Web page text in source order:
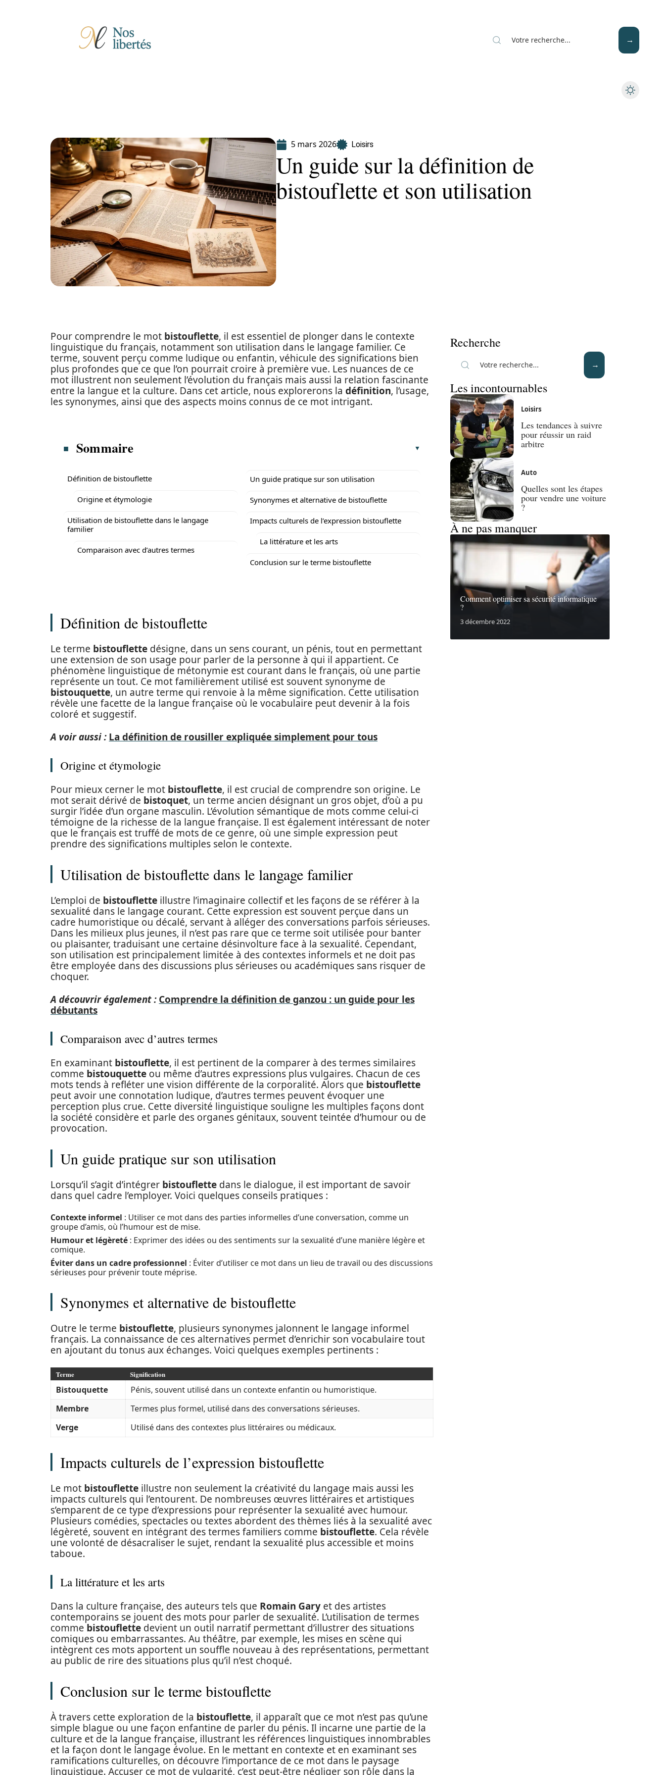
5 mars 2026 Loisirs
Un guide sur la définition de
bistouflette et son utilisation
Pour comprendre le mot bistouflette, il est essentiel de plonger dans le contexte
linguistique du français, notamment son utilisation dans le langage familier. Ce
terme, souvent perçu comme ludique ou enfantin, véhicule des significations bien
plus profondes que ce que l’on pourrait croire à première vue. Les nuances de ce
mot illustrent non seulement l’évolution du français mais aussi la relation fascinante
entre la langue et la culture. Dans cet article, nous explorerons la définition, l’usage,
les synonymes, ainsi que des aspects moins connus de ce mot intrigant.
Sommaire
Définition de bistouflette
Origine et étymologie
Utilisation de bistouflette dans le langage
familier
Comparaison avec d’autres termes
Un guide pratique sur son utilisation
Synonymes et alternative de bistouflette
Impacts culturels de l’expression bistouflette
La littérature et les arts
Conclusion sur le terme bistouflette
Définition de bistouflette
Le terme bistouflette désigne, dans un sens courant, un pénis, tout en permettant
une extension de son usage pour parler de la personne à qui il appartient. Ce
phénomène linguistique de métonymie est courant dans le français, où une partie
représente un tout. Ce mot familièrement utilisé est souvent synonyme de
bistouquette, un autre terme qui renvoie à la même signification. Cette utilisation
révèle une facette de la langue française où le vocabulaire peut devenir à la fois
coloré et suggestif.
A voir aussi : La définition de rousiller expliquée simplement pour tous
Origine et étymologie
Pour mieux cerner le mot bistouflette, il est crucial de comprendre son origine. Le
mot serait dérivé de bistoquet, un terme ancien désignant un gros objet, d’où a pu
surgir l’idée d’un organe masculin. L’évolution sémantique de mots comme celui-ci
témoigne de la richesse de la langue française. Il est également intéressant de noter
que le français est truffé de mots de ce genre, où une simple expression peut
prendre des significations multiples selon le contexte.
Utilisation de bistouflette dans le langage familier
L’emploi de bistouflette illustre l’imaginaire collectif et les façons de se référer à la
sexualité dans le langage courant. Cette expression est souvent perçue dans un
cadre humoristique ou décalé, servant à alléger des conversations parfois sérieuses.
Dans les milieux plus jeunes, il n’est pas rare que ce terme soit utilisée pour banter
ou plaisanter, traduisant une certaine désinvolture face à la sexualité. Cependant,
son utilisation est principalement limitée à des contextes informels et ne doit pas
être employée dans des discussions plus sérieuses ou académiques sans risquer de
choquer.
A découvrir également : Comprendre la définition de ganzou : un guide pour les
débutants
Comparaison avec d’autres termes
En examinant bistouflette, il est pertinent de la comparer à des termes similaires
comme bistouquette ou même d’autres expressions plus vulgaires. Chacun de ces
mots tends à refléter une vision différente de la corporalité. Alors que bistouflette
peut avoir une connotation ludique, d’autres termes peuvent évoquer une
perception plus crue. Cette diversité linguistique souligne les multiples façons dont
la société considère et parle des organes génitaux, souvent teintée d’humour ou de
provocation.
Un guide pratique sur son utilisation
Lorsqu’il s’agit d’intégrer bistouflette dans le dialogue, il est important de savoir
dans quel cadre l’employer. Voici quelques conseils pratiques :
Contexte informel : Utiliser ce mot dans des parties informelles d’une conversation, comme un
groupe d’amis, où l’humour est de mise.
Humour et légèreté : Exprimer des idées ou des sentiments sur la sexualité d’une manière légère et
comique.
Éviter dans un cadre professionnel : Éviter d’utiliser ce mot dans un lieu de travail ou des discussions
sérieuses pour prévenir toute méprise.
Synonymes et alternative de bistouflette
Outre le terme bistouflette, plusieurs synonymes jalonnent le langage informel
français. La connaissance de ces alternatives permet d’enrichir son vocabulaire tout
en ajoutant du tonus aux échanges. Voici quelques exemples pertinents :
Terme Signification
Bistouquette
Pénis, souvent utilisé dans un contexte enfantin ou humoristique.
Membre
Termes plus formel, utilisé dans des conversations sérieuses.
Verge
Utilisé dans des contextes plus littéraires ou médicaux.
Impacts culturels de l’expression bistouflette
Le mot bistouflette illustre non seulement la créativité du langage mais aussi les
impacts culturels qui l’entourent. De nombreuses œuvres littéraires et artistiques
s’emparent de ce type d’expressions pour représenter la sexualité avec humour.
Plusieurs comédies, spectacles ou textes abordent des thèmes liés à la sexualité avec
légèreté, souvent en intégrant des termes familiers comme bistouflette. Cela révèle
une volonté de désacraliser le sujet, rendant la sexualité plus accessible et moins
taboue.
La littérature et les arts
Dans la culture française, des auteurs tels que Romain Gary et des artistes
contemporains se jouent des mots pour parler de sexualité. L’utilisation de termes
comme bistouflette devient un outil narratif permettant d’illustrer des situations
comiques ou embarrassantes. Au théâtre, par exemple, les mises en scène qui
intègrent ces mots apportent un souffle nouveau à des représentations, permettant
au public de rire des situations plus qu’il n’est choqué.
Conclusion sur le terme bistouflette
À travers cette exploration de la bistouflette, il apparaît que ce mot n’est pas qu’une
simple blague ou une façon enfantine de parler du pénis. Il incarne une partie de la
culture et de la langue française, illustrant les références linguistiques innombrables
et la façon dont le langage évolue. En le mettant en contexte et en examinant ses
ramifications culturelles, on découvre l’importance de ce mot dans le paysage
linguistique. Accuser ce mot de vulgarité, c’est peut-être négliger son rôle dans la
Recherche
Les incontournables
Loisirs
Les tendances à suivre
pour réussir un raid
arbitre
Auto
Quelles sont les étapes
pour vendre une voiture
?
À ne pas manquer
Comment optimiser sa sécurité informatique
?
3 décembre 2022